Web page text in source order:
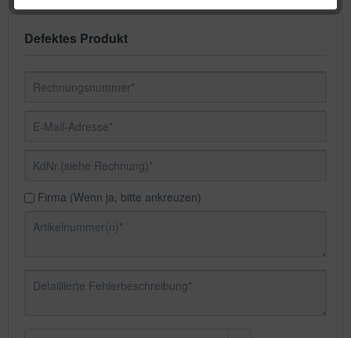
Defektes Produkt
Firma (Wenn ja, bitte ankreuzen)